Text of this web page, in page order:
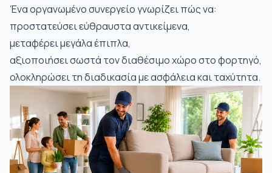
Ένα οργανωμένο συνεργείο γνωρίζει πώς να:
προστατεύσει εύθραυστα αντικείμενα,
μεταφέρει μεγάλα έπιπλα,
αξιοποιήσει σωστά τον διαθέσιμο χώρο στο φορτηγό,
ολοκληρώσει τη διαδικασία με ασφάλεια και ταχύτητα.